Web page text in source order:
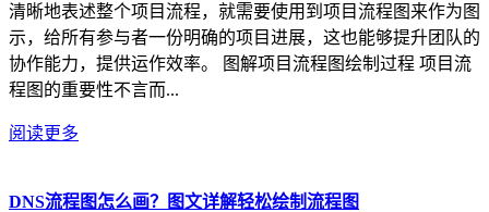
清晰地表述整个项目流程，就需要使用到项目流程图来作为图
示，给所有参与者一份明确的项目进展，这也能够提升团队的
协作能力，提供运作效率。 图解项目流程图绘制过程 项目流
程图的重要性不言而...
阅读更多
DNS流程图怎么画？图文详解轻松绘制流程图